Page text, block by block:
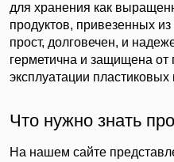
для хранения как
продуктов, привезенных
прост, долговечен, и
герметична и защищена от
эксплуатации пластиковых
Что нужно знать
На нашем сайте